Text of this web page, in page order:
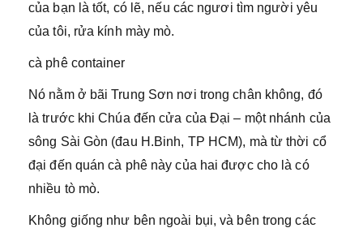
của bạn là tốt, có lẽ, nếu các ngươi tìm người yêu
của tôi, rửa kính mày mò.
cà phê container
Nó nằm ở bãi Trung Sơn nơi trong chân không, đó
là trước khi Chúa đến cửa của Đại – một nhánh của
sông Sài Gòn (đau H.Binh, TP HCM), mà từ thời cổ
đại đến quán cà phê này của hai được cho là có
nhiều tò mò.
Không giống như bên ngoài bụi, và bên trong các